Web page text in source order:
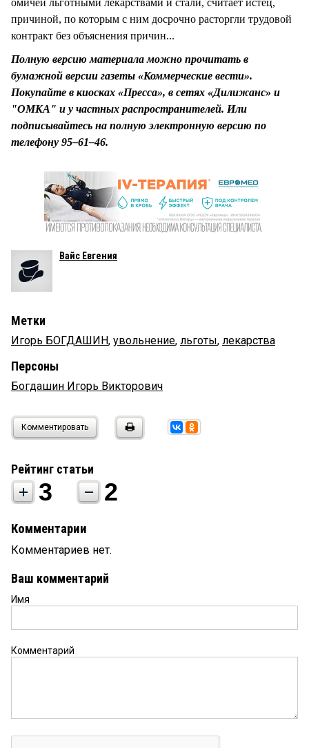
причиной, по которым с ним досрочно расторгли трудовой
контракт без объяснения причин...
Полную версию материала можно прочитать в
бумажной версии газеты «Коммерческие вести».
Покупайте в киосках «Пресса», в сетях «Дилижанс» и
"ОМКА" и у частных распространителей. Или
подписывайтесь на полную электронную версию по
телефону 95–61–46.
Вайс Евгения
Метки
Игорь БОГДАШИН, увольнение, льготы, лекарства
Персоны
Богдашин Игорь Викторович
Комментировать
Рейтинг статьи
3 2
Комментарии
Комментариев нет.
Ваш комментарий
Имя
Комментарий